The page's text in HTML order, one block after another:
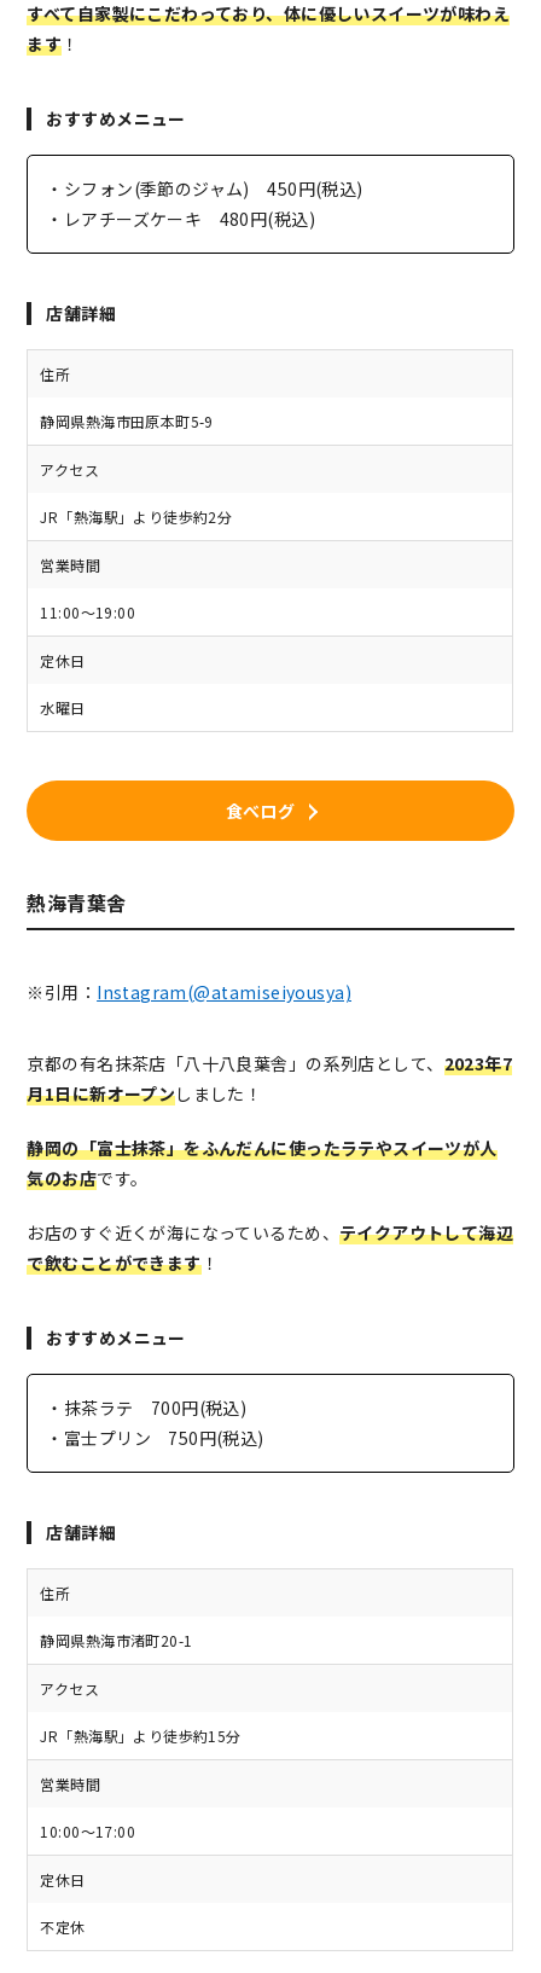
すべて自家製にこだわっており、体に優しいスイーツが味わえ
ます ！
おすすめメニュー
・シフォン(季節のジャム) 450円(税込)
・レアチーズケーキ 480円(税込)
店舗詳細
住所
静岡県熱海市田原本町5-9
アクセス
JR「熱海駅」より徒歩約2分
営業時間
11:00～19:00
定休日
水曜日
食べログ
熱海青葉舎
※引用： Instagram(@atamiseiyousya)
京都の有名抹茶店「八十八良葉舎」の系列店として、 2023年7
月1日に新オープンしました！
静岡の「富士抹茶」をふんだんに使ったラテやスイーツが人
気のお店です。
お店のすぐ近くが海になっているため、 テイクアウトして海辺
で飲むことができます！
おすすめメニュー
・抹茶ラテ 700円(税込)
・富士プリン 750円(税込)
店舗詳細
住所
静岡県熱海市渚町20-1
アクセス
JR「熱海駅」より徒歩約15分
営業時間
10:00～17:00
定休日
不定休